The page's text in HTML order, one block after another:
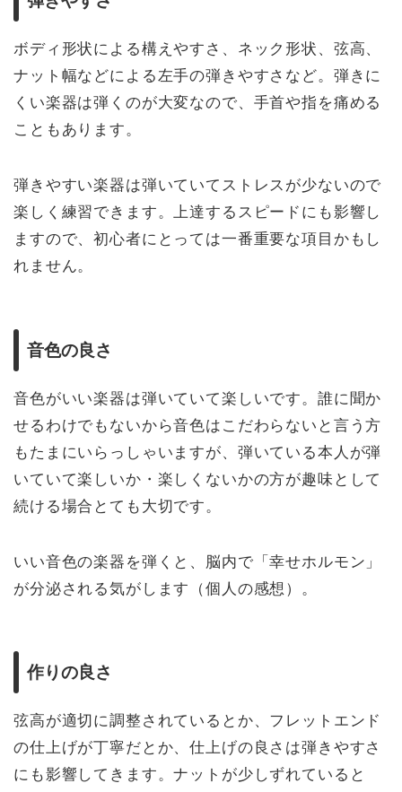
ボディ形状による構えやすさ、ネック形状、弦高、
ナット幅などによる左手の弾きやすさなど。弾きに
くい楽器は弾くのが大変なので、手首や指を痛める
こともあります。
弾きやすい楽器は弾いていてストレスが少ないので
楽しく練習できます。上達するスピードにも影響し
ますので、初心者にとっては一番重要な項目かもし
れません。
音色の良さ
音色がいい楽器は弾いていて楽しいです。誰に聞か
せるわけでもないから音色はこだわらないと言う方
もたまにいらっしゃいますが、弾いている本人が弾
いていて楽しいか・楽しくないかの方が趣味として
続ける場合とても大切です。
いい音色の楽器を弾くと、脳内で「幸せホルモン」
が分泌される気がします（個人の感想）。
作りの良さ
弦高が適切に調整されているとか、フレットエンド
の仕上げが丁寧だとか、仕上げの良さは弾きやすさ
にも影響してきます。ナットが少しずれていると